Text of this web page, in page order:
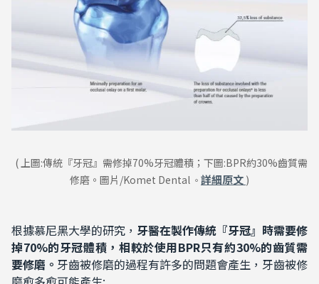
( 上圖:傳統『牙冠』需修掉70%牙冠體積；下圖:BPR約30%齒質需
修磨。圖片/Komet Dental 。 詳細原文 )
根據慕尼黑大學的研究， 牙醫在製作傳統『牙冠』時需要修
掉70%的牙冠體積，相較於使用BPR只有約30%的齒質需
要修磨。 牙齒被修磨的過程有許多的問題會產生，牙齒被修